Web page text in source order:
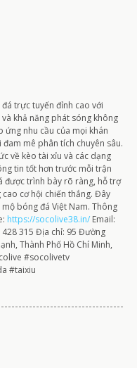
trực tuyến đỉnh cao với
khả năng phát sóng không
nhu cầu của mọi khán
mê phân tích chuyên sâu.
về kèo tài xỉu và các dạng
tin tốt hơn trước mỗi trận
được trình bày rõ ràng, hỗ trợ
cơ hội chiến thắng. Đây
bóng đá Việt Nam. Thông
https://socolive38.in/ Email:
315 Địa chỉ: 95 Đường
Thành Phố Hồ Chí Minh,
#socolivetv
#taixiu